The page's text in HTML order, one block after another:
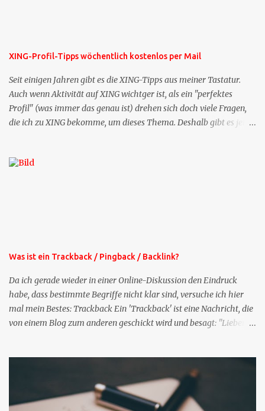
XING-Profil-Tipps wöchentlich kostenlos per Mail
Seit einigen Jahren gibt es die XING-Tipps aus meiner Tastatur.
Auch wenn Aktivität auf XING wichtger ist, als ein "perfektes
Profil" (was immer das genau ist) drehen sich doch viele Fragen,
die ich zu XING bekomme, um dieses Thema. Deshalb gibt es jetzt
bekommen Sie kostenlos eine weitere Folge. Die Startsequenz ist 16
Was ist ein Trackback / Pingback / Backlink?
Da ich gerade wieder in einer Online-Diskussion den Eindruck
habe, dass bestimmte Begriffe nicht klar sind, versuche ich hier
mal mein Bestes: Trackback Ein 'Trackback' ist eine Nachricht, die
von einem Blog zum anderen geschickt wird und besagt: "Lieber
was ich zu deinem Inhalt zu sagen hatte." Diese
Nachrichtenfunktion wird 'angestoßen' in dem 'mein' Blog an die
'TrackbackURL' des Anderen einen 'Ping' schickt, d.h. ein paar